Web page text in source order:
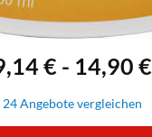
€ - 14,90 €
24 Angebote vergleichen